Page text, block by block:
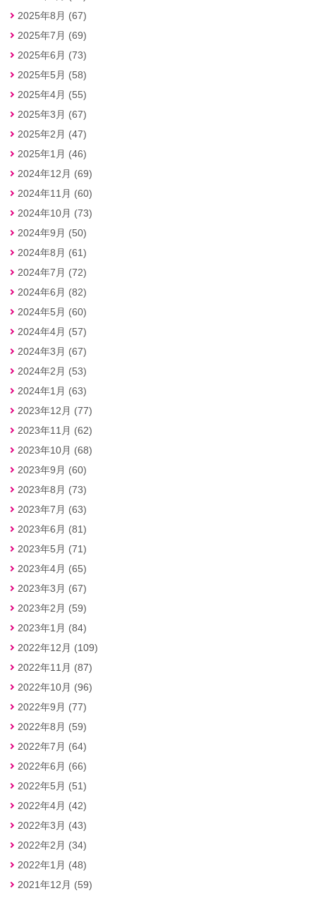
2025年8月 (67)
2025年7月 (69)
2025年6月 (73)
2025年5月 (58)
2025年4月 (55)
2025年3月 (67)
2025年2月 (47)
2025年1月 (46)
2024年12月 (69)
2024年11月 (60)
2024年10月 (73)
2024年9月 (50)
2024年8月 (61)
2024年7月 (72)
2024年6月 (82)
2024年5月 (60)
2024年4月 (57)
2024年3月 (67)
2024年2月 (53)
2024年1月 (63)
2023年12月 (77)
2023年11月 (62)
2023年10月 (68)
2023年9月 (60)
2023年8月 (73)
2023年7月 (63)
2023年6月 (81)
2023年5月 (71)
2023年4月 (65)
2023年3月 (67)
2023年2月 (59)
2023年1月 (84)
2022年12月 (109)
2022年11月 (87)
2022年10月 (96)
2022年9月 (77)
2022年8月 (59)
2022年7月 (64)
2022年6月 (66)
2022年5月 (51)
2022年4月 (42)
2022年3月 (43)
2022年2月 (34)
2022年1月 (48)
2021年12月 (59)